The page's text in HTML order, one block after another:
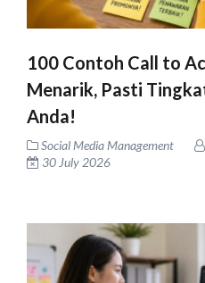
100 Contoh Call to
Menarik, Pasti
Anda!
Social Media Management
30 July 2026